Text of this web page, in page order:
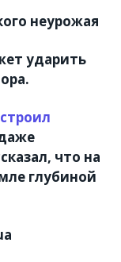
неурожая
ударить
что на
глубиной